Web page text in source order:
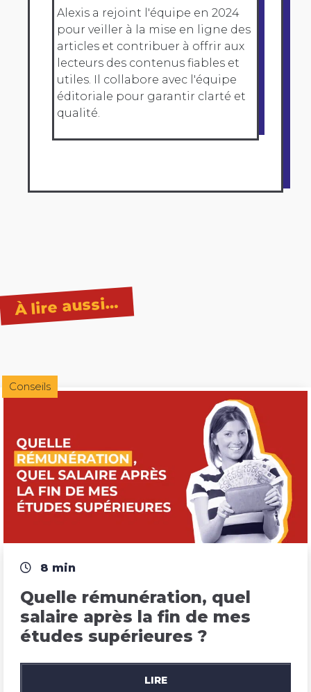
Alexis a rejoint l'équipe en 2024
pour veiller à la mise en ligne des
articles et contribuer à offrir aux
lecteurs des contenus fiables et
utiles. Il collabore avec l'équipe
éditoriale pour garantir clarté et
qualité.
À lire aussi…
Conseils
8 min
Quelle rémunération, quel
salaire après la fin de mes
études supérieures ?
LIRE